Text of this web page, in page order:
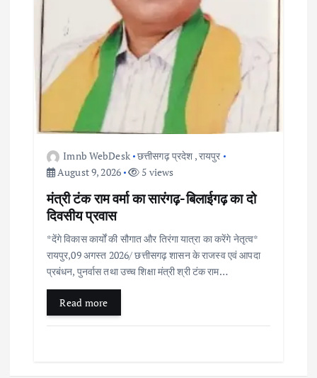
Imnb WebDesk छत्तीसगढ़ प्रदेश ,रायपुर
August 9, 2026
5 views
मंत्री टंक राम वर्मा का सारंगढ़-बिलाईगढ़ का दो
दिवसीय प्रवास
*देंगे विकास कार्यों की सौगात और तिरंगा यात्रा का करेंगे नेतृत्व*
रायपुर,09 अगस्त 2026/ छत्तीसगढ़ शासन के राजस्व एवं आपदा
प्रबंधन, पुनर्वास तथा उच्च शिक्षा मंत्री श्री टंक राम…
Read more